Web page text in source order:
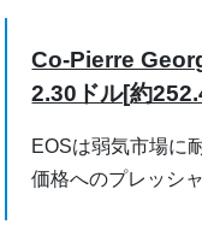
Co-Pierre
2.30ドル[約
EOSは弱気市場に
価格へのプレッシ